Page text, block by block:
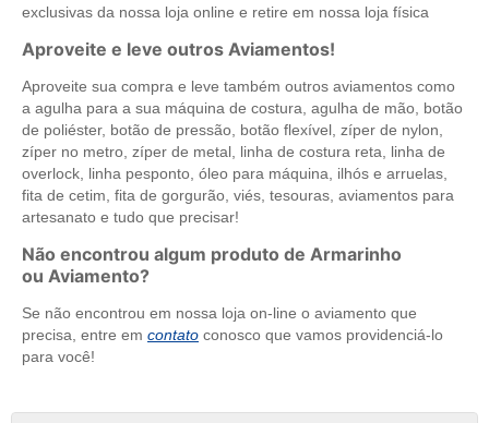
exclusivas da nossa loja online e retire em nossa loja física
Aproveite e leve outros Aviamentos!
Aproveite sua compra e leve também outros aviamentos como
a agulha para a sua máquina de costura, agulha de mão, botão
de poliéster, botão de pressão, botão flexível, zíper de nylon,
zíper no metro, zíper de metal, linha de costura reta, linha de
overlock, linha pesponto, óleo para máquina, ilhós e arruelas,
fita de cetim, fita de gorgurão, viés, tesouras, aviamentos para
artesanato e tudo que precisar!
Não encontrou algum produto de Armarinho
ou Aviamento?
Se não encontrou em nossa loja on-line o aviamento que
precisa, entre em contato conosco que vamos providenciá-lo
para você!